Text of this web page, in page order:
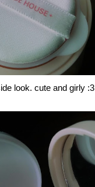
look. cute and girly :3